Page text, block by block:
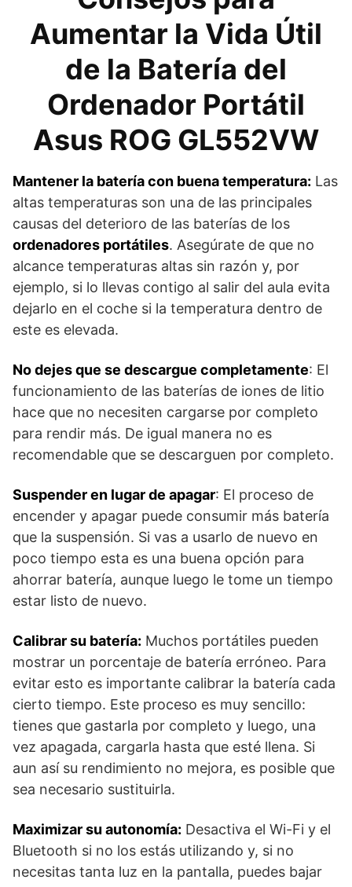
Aumentar la Vida Útil
de la Batería del
Ordenador Portátil
Asus ROG GL552VW
Mantener la batería con buena temperatura: Las
altas temperaturas son una de las principales
causas del deterioro de las baterías de los
ordenadores portátiles. Asegúrate de que no
alcance temperaturas altas sin razón y, por
ejemplo, si lo llevas contigo al salir del aula evita
dejarlo en el coche si la temperatura dentro de
este es elevada.
No dejes que se descargue completamente: El
funcionamiento de las baterías de iones de litio
hace que no necesiten cargarse por completo
para rendir más. De igual manera no es
recomendable que se descarguen por completo.
Suspender en lugar de apagar: El proceso de
encender y apagar puede consumir más batería
que la suspensión. Si vas a usarlo de nuevo en
poco tiempo esta es una buena opción para
ahorrar batería, aunque luego le tome un tiempo
estar listo de nuevo.
Calibrar su batería: Muchos portátiles pueden
mostrar un porcentaje de batería erróneo. Para
evitar esto es importante calibrar la batería cada
cierto tiempo. Este proceso es muy sencillo:
tienes que gastarla por completo y luego, una
vez apagada, cargarla hasta que esté llena. Si
aun así su rendimiento no mejora, es posible que
sea necesario sustituirla.
Maximizar su autonomía: Desactiva el Wi-Fi y el
Bluetooth si no los estás utilizando y, si no
necesitas tanta luz en la pantalla, puedes bajar